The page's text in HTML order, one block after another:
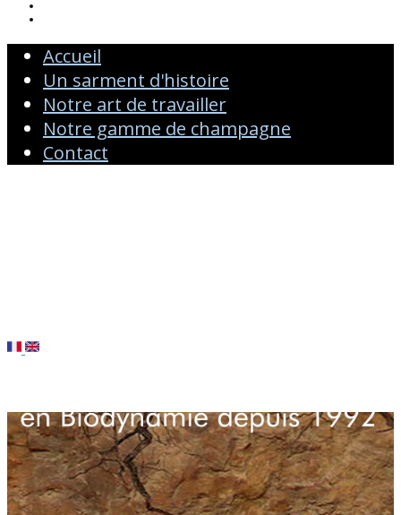
Accueil
Un sarment d'histoire
Notre art de travailler
Notre gamme de champagne
Contact